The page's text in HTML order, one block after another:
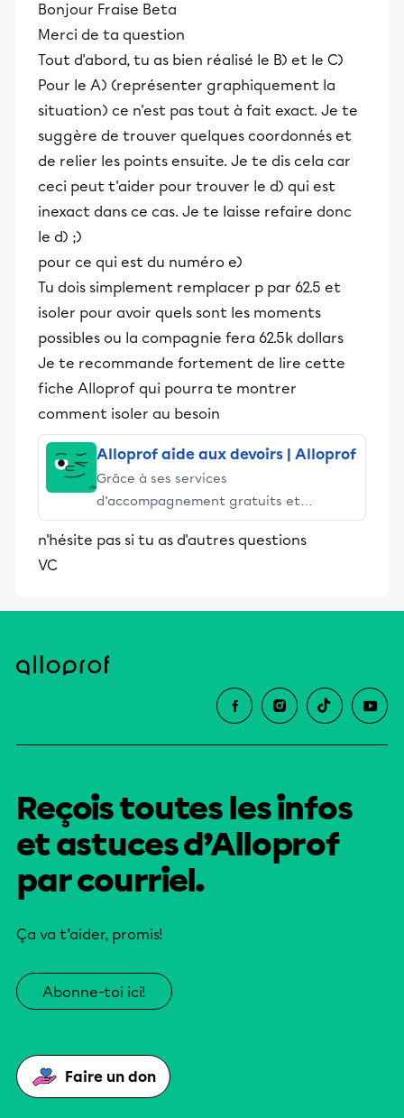
Bonjour Fraise Beta
Merci de ta question
Tout d'abord, tu as bien réalisé le B) et le C)
Pour le A) (représenter graphiquement la
situation) ce n'est pas tout à fait exact. Je te
suggère de trouver quelques coordonnés et
de relier les points ensuite. Je te dis cela car
ceci peut t'aider pour trouver le d) qui est
inexact dans ce cas. Je te laisse refaire donc
le d) ;)
pour ce qui est du numéro e)
Tu dois simplement remplacer p par 62.5 et
isoler pour avoir quels sont les moments
possibles ou la compagnie fera 62.5k dollars
Je te recommande fortement de lire cette
fiche Alloprof qui pourra te montrer
comment isoler au besoin
Alloprof aide aux devoirs | Alloprof
Grâce à ses services
d’accompagnement gratuits et
stimulants, Alloprof engage les élèves
et leurs parents dans la réussite
n'hésite pas si tu as d'autres questions
VC
Reçois toutes les infos
et astuces d’Alloprof
par courriel.
Ça va t’aider, promis!
Abonne-toi ici!
Faire un don